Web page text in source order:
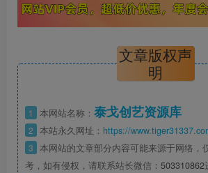
文章版权声
明
1 本网站名称： 泰戈创艺资源库
2 本站永久网址： https://
3 本网站的文章部分内容可能来源于网络，
考，如有侵权，请联系站长微信： 503310862